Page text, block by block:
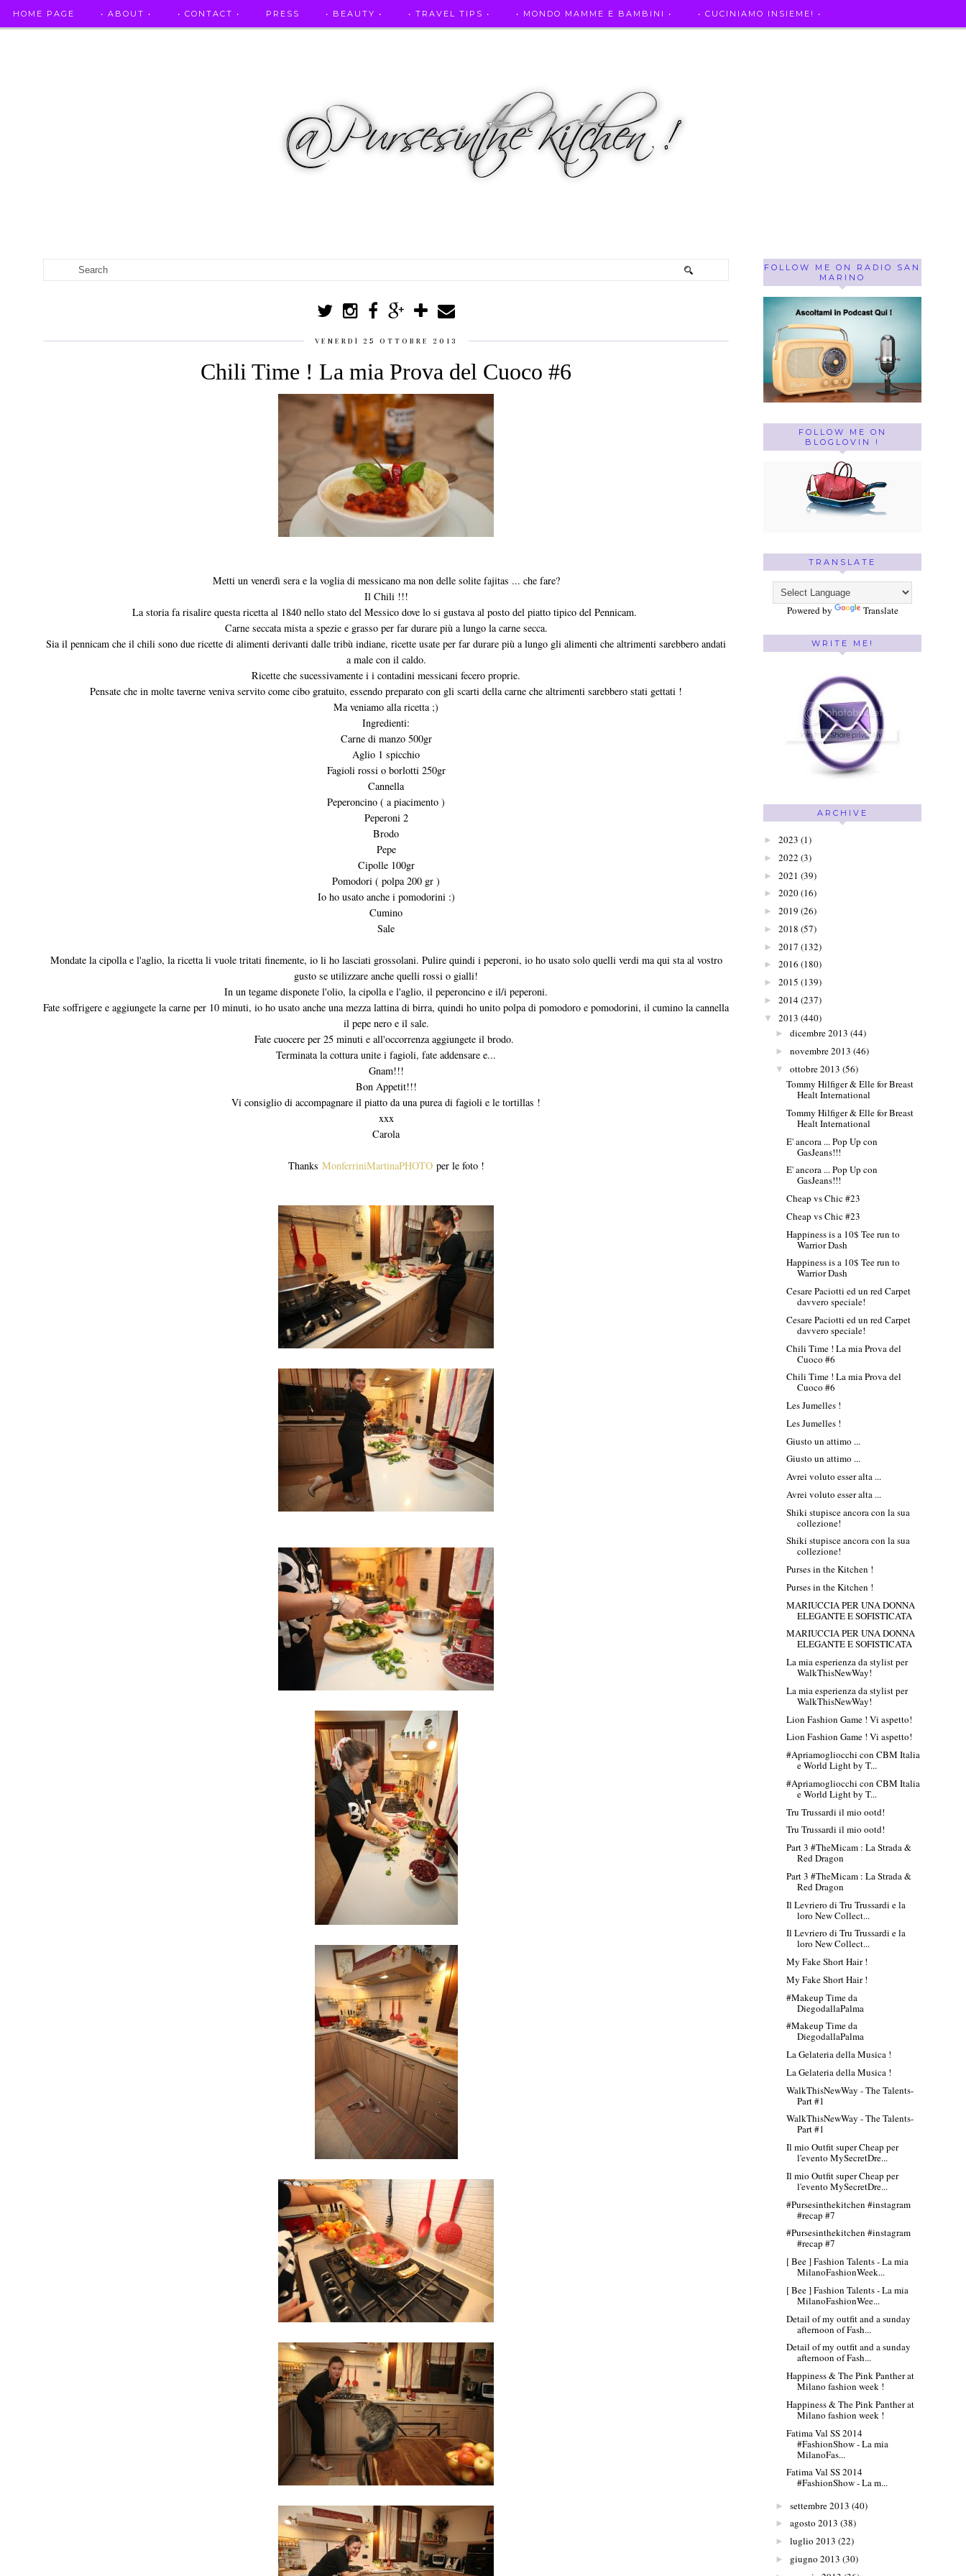
HOME PAGE • ABOUT • • CONTACT • PRESS • BEAUTY • • TRAVEL TIPS • • MONDO MAMME E BAMBINI • • CUCINIAMO INSIEME! •
VENERDÌ 25 OTTOBRE 2013
Chili Time ! La mia Prova del Cuoco #6
Metti un venerdì sera e la voglia di messicano ma non delle solite fajitas ... che fare?
Il Chili !!!
La storia fa risalire questa ricetta al 1840 nello stato del Messico dove lo si gustava al posto del piatto tipico del Pennicam.
Carne seccata mista a spezie e grasso per far durare più a lungo la carne secca.
Sia il pennicam che il chili sono due ricette di alimenti derivanti dalle tribù indiane, ricette usate per far durare più a lungo gli alimenti che altrimenti sarebbero andati
a male con il caldo.
Ricette che sucessivamente i i contadini messicani fecero proprie.
Pensate che in molte taverne veniva servito come cibo gratuito, essendo preparato con gli scarti della carne che altrimenti sarebbero stati gettati !
Ma veniamo alla ricetta ;)
Ingredienti:
Carne di manzo 500gr
Aglio 1 spicchio
Fagioli rossi o borlotti 250gr
Cannella
Peperoncino ( a piacimento )
Peperoni 2
Brodo
Pepe
Cipolle 100gr
Pomodori ( polpa 200 gr )
Io ho usato anche i pomodorini :)
Cumino
Sale
Mondate la cipolla e l'aglio, la ricetta li vuole tritati finemente, io li ho lasciati grossolani. Pulire quindi i peperoni, io ho usato solo quelli verdi ma qui sta al vostro
gusto se utilizzare anche quelli rossi o gialli!
In un tegame disponete l'olio, la cipolla e l'aglio, il peperoncino e il/i peperoni.
Fate soffrigere e aggiungete la carne per 10 minuti, io ho usato anche una mezza lattina di birra, quindi ho unito polpa di pomodoro e pomodorini, il cumino la cannella
il pepe nero e il sale.
Fate cuocere per 25 minuti e all'occorrenza aggiungete il brodo.
Terminata la cottura unite i fagioli, fate addensare e...
Gnam!!!
Bon Appetit!!!
Vi consiglio di accompagnare il piatto da una purea di fagioli e le tortillas !
xxx
Carola
Thanks MonferriniMartinaPHOTOper le foto !
FOLLOW ME ON RADIO SAN
MARINO
FOLLOW ME ON
BLOGLOVIN !
TRANSLATE
Powered by Translate
WRITE ME!
ARCHIVE
► 2023 (1)
► 2022 (3)
► 2021 (39)
► 2020(16)
► 2019 (26)
► 2018 (57)
► 2017 (132)
► 2016 (180)
► 2015 (139)
► 2014(237)
▼ 2013 (440)
► dicembre 2013 (44)
► novembre 2013 (46)
▼ ottobre 2013 (56)
Tommy Hilfiger & Elle for Breast
Healt International
Tommy Hilfiger & Elle for Breast
Healt International
E' ancora ... Pop Up con
GasJeans!!!
E' ancora ... Pop Up con
GasJeans!!!
Cheap vs Chic #23
Cheap vs Chic #23
Happiness is a 10$ Tee run to
Warrior Dash
Happiness is a 10$ Tee run to
Warrior Dash
Cesare Paciotti ed un red Carpet
davvero speciale!
Cesare Paciotti ed un red Carpet
davvero speciale!
Chili Time ! La mia Prova del
Cuoco #6
Chili Time ! La mia Prova del
Cuoco #6
Les Jumelles !
Les Jumelles !
Giusto un attimo ...
Giusto un attimo ...
Avrei voluto esser alta ...
Avrei voluto esser alta ...
Shiki stupisce ancora con la sua
collezione!
Shiki stupisce ancora con la sua
collezione!
Purses in the Kitchen !
Purses in the Kitchen !
MARIUCCIA PER UNA DONNA
ELEGANTE E SOFISTICATA
MARIUCCIA PER UNA DONNA
ELEGANTE E SOFISTICATA
La mia esperienza da stylist per
WalkThisNewWay!
La mia esperienza da stylist per
WalkThisNewWay!
Lion Fashion Game ! Vi aspetto!
Lion Fashion Game ! Vi aspetto!
#Apriamogliocchi con CBM Italia
e World Light by T...
#Apriamogliocchi con CBM Italia
e World Light by T...
Tru Trussardi il mio ootd!
Tru Trussardi il mio ootd!
Part 3 #TheMicam : La Strada &
Red Dragon
Part 3 #TheMicam : La Strada &
Red Dragon
Il Levriero di Tru Trussardi e la
loro New Collect...
Il Levriero di Tru Trussardi e la
loro New Collect...
My Fake Short Hair !
My Fake Short Hair !
#Makeup Time da
DiegodallaPalma
#Makeup Time da
DiegodallaPalma
La Gelateria della Musica !
La Gelateria della Musica !
WalkThisNewWay - The Talents-
Part #1
WalkThisNewWay - The Talents-
Part #1
Il mio Outfit super Cheap per
l'evento MySecretDre...
Il mio Outfit super Cheap per
l'evento MySecretDre...
#Pursesinthekitchen #instagram
#recap #7
#Pursesinthekitchen #instagram
#recap #7
[ Bee ] Fashion Talents - La mia
MilanoFashionWeek...
[ Bee ] Fashion Talents - La mia
MilanoFashionWee...
Detail of my outfit and a sunday
afternoon of Fash...
Detail of my outfit and a sunday
afternoon of Fash...
Happiness & The Pink Panther at
Milano fashion week !
Happiness & The Pink Panther at
Milano fashion week !
Fatima Val SS 2014
#FashionShow - La mia
MilanoFas...
Fatima Val SS 2014
#FashionShow - La m...
► settembre 2013 (40)
► agosto 2013 (38)
► luglio 2013 (22)
► giugno 2013 (30)